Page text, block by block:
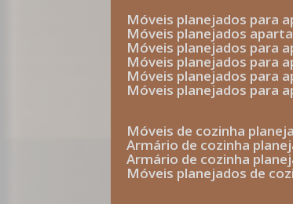
móveis planejados
móveis planejados
móveis planejados
móveis planejados
móveis planejados
móveis planejados
móveis de cozinha
armário de cozinha
armário de cozinha
móveis planejados de